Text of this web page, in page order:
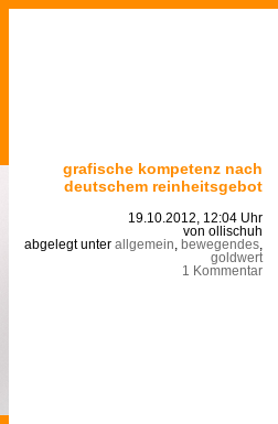
grafische kompetenz nach
deutschem reinheitsgebot
19.10.2012, 12:04 Uhr
von ollischuh
abgelegt unter allgemein bewegendes
goldwert
1 Kommentar